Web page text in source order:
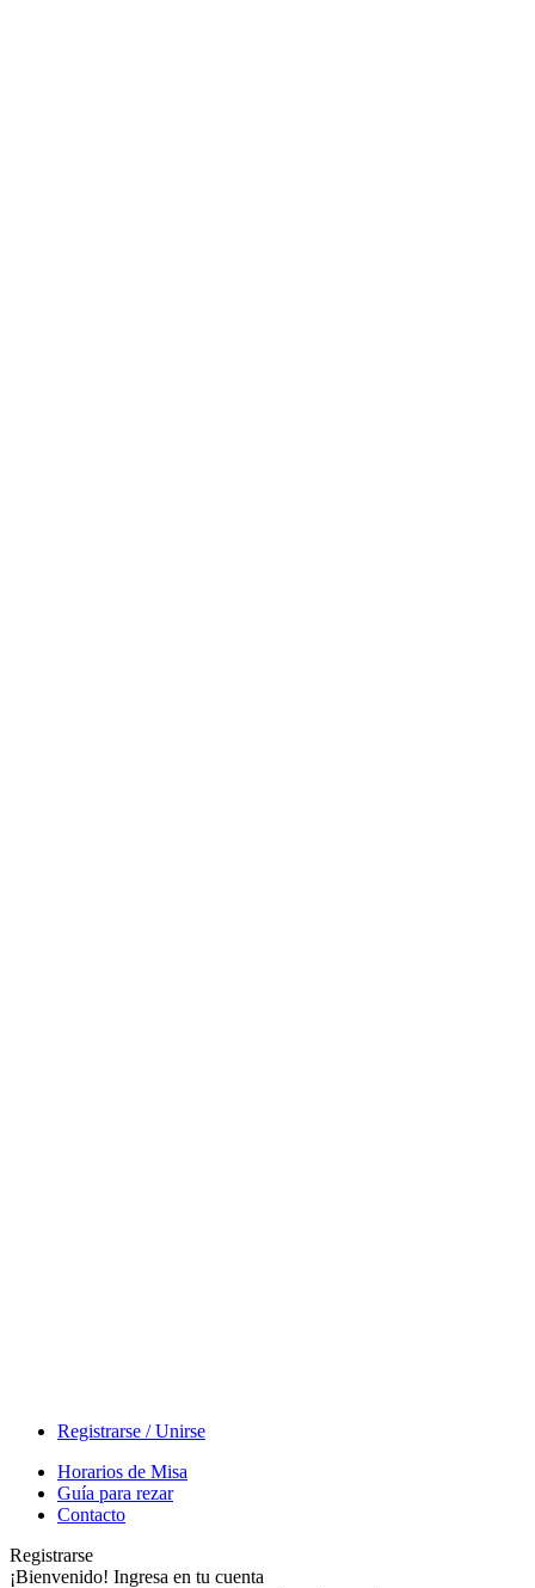
Registrarse / Unirse
Horarios de Misa
Guía para rezar
Contacto
Registrarse
¡Bienvenido! Ingresa en tu cuenta